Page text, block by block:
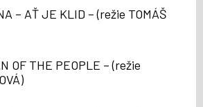
– AŤ JE KLID – (režie TOMÁŠ
OF THE PEOPLE – (režie